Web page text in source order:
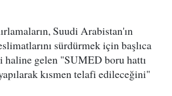
Suudi Arabistan'ın
sürdürmek için başlıca
gelen "SUMED boru hattı
kısmen telafi edileceğini"